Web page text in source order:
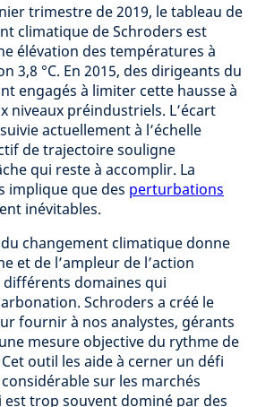
trimestre de 2019, le tableau de
climatique de Schroders est
élévation des températures à
3,8 °C. En 2015, des dirigeants du
engagés à limiter cette hausse à
niveaux préindustriels. L’écart
actuellement à l’échelle
de trajectoire souligne
qui reste à accomplir. La
implique que des perturbations
inévitables.
changement climatique donne
et de l’ampleur de l’action
domaines qui
Schroders a créé le
fournir à nos analystes, gérants
mesure objective du rythme de
outil les aide à cerner un défi
sur les marchés
trop souvent dominé par des